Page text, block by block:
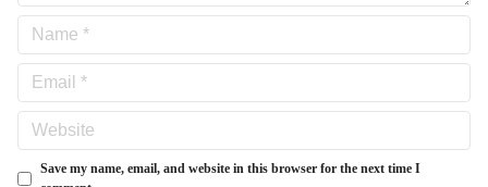
Save my name, email, and website in this browser for the next time I